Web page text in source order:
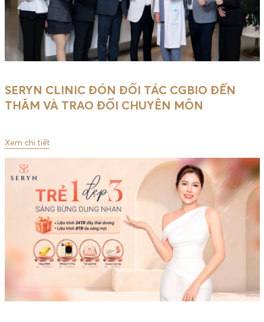
SERYN CLINIC ĐÓN ĐỐI TÁC CGBIO ĐẾN
THĂM VÀ TRAO ĐỔI CHUYÊN MÔN
Xem chi tiết